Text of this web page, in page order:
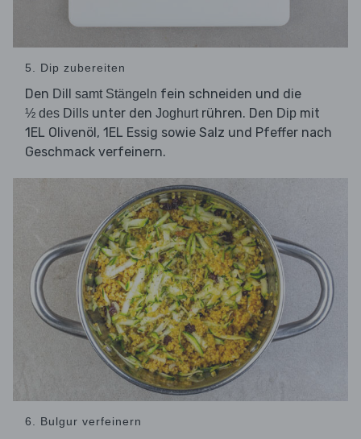
5. Dip zubereiten
Den Dill samt Stängeln fein schneiden und die
½ des Dills unter den Joghurtrühren. Den Dip mit
1EL Olivenöl, 1EL Essig sowie Salz und Pfeffer nach
Geschmack verfeinern.
6. Bulgur verfeinern